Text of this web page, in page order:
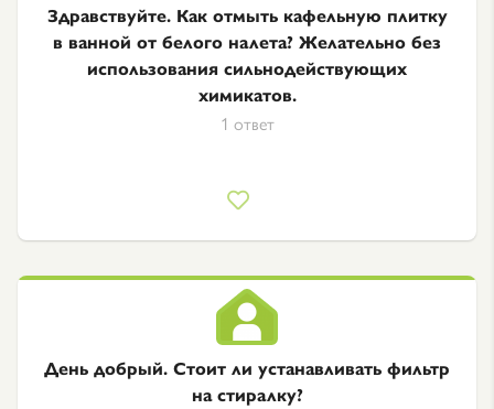
Здравствуйте. Как отмыть кафельную плитку
в ванной от белого налета? Желательно без
использования сильнодействующих
химикатов.
1 ответ
День добрый. Стоит ли устанавливать фильтр
на стиралку?